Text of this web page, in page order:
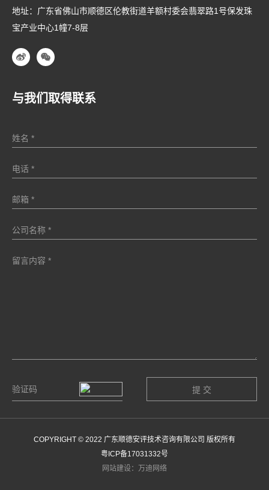
地址：广东省佛山市顺德区伦教街道羊额村委会翡翠路1号保发珠
宝产业中心1幢7-8层
与我们取得联系
COPYRIGHT © 2022 广东顺德安评技术咨询有限公司 版权所有
粤ICP备17031332号
网站建设：万迪网络